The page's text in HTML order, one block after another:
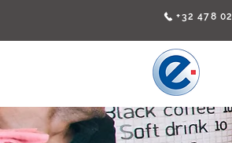
+32 478